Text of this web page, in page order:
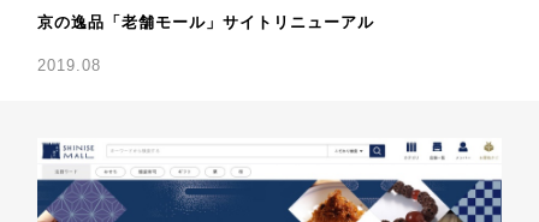
京の逸品「老舗モール」サイトリニューアル
2019.08